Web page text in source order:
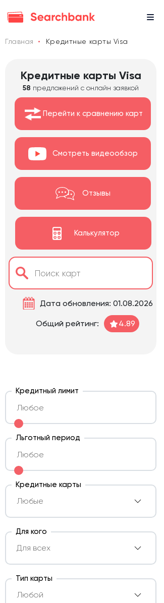
Главная Кредитные карты Visa
Кредитные карты Visa
58 предложений с онлайн заявкой
Перейти к сравнению карт
Смотреть видеообзор
Отзывы
Калькулятор
Дата обновления: 01.08.2026
Общий рейтинг: 4.89
Кредитный лимит
Льготный период
Кредитные карты
Для кого
Тип карты